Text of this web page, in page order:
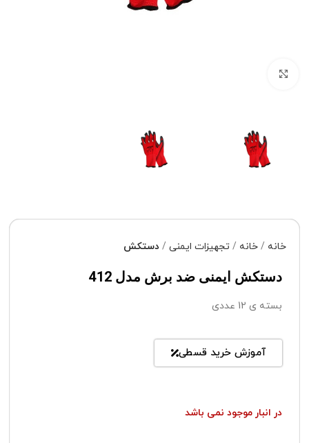
خانه خانه تجهیزات ایمنی دستکش
دستکش ایمنی ضد برش مدل 412
بسته ی 12 عددی
آموزش خرید قسطی
در انبار موجود نمی باشد